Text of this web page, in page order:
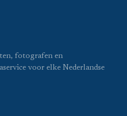
fotografen en
voor elke Nederlandse